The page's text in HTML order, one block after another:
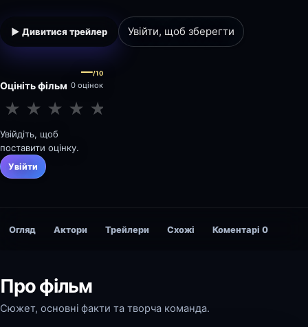
▶ Дивитися трейлер Увійти, щоб зберегти
Оцініть фільм
—/10
0 оцінок
★ ★ ★ ★ ★
Увійдіть, щоб
поставити оцінку.
Увійти
Огляд Актори Трейлери Схожі Коментарі 0
Про фільм
Сюжет, основні факти та творча команда.